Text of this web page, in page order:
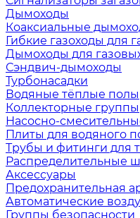
Дымоходы
Коаксиальные
Гибкие газоходы для
Дымоходы для
Сэндвич-дымоходы
Турбонасадки
Водяные тёплые полы
Коллекторные группы
Насосно-
Плиты для водяного
Трубы и фитинги для
Распределительные
Аксессуары
Предохранительная
Автоматические
Группы безопасности